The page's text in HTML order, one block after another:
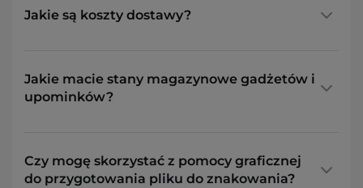
Jakie są koszty dostawy?
Jakie macie stany magazynowe gadżetów i
upominków?
Czy mogę skorzystać z pomocy graficznej
do przygotowania pliku do znakowania?